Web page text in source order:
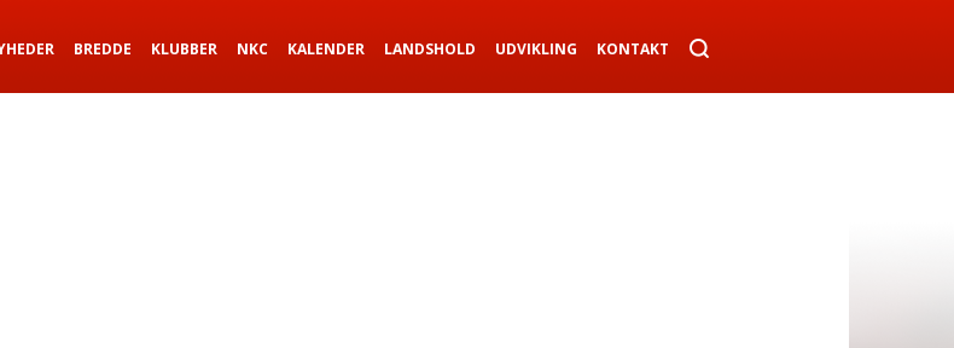
BREDDE KLUBBER NKC KALENDER LANDSHOLD UDVIKLING KONTAKT